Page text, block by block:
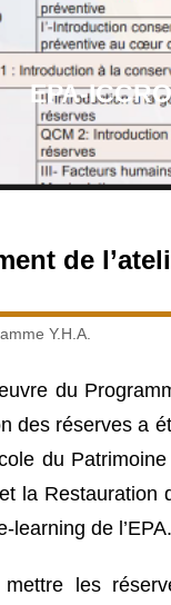
EPA-
de
Y.H.A.
du
des réserves a
du
la
learning de l’EPA.
les